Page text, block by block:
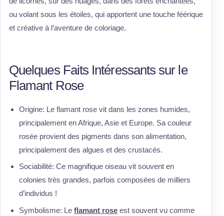
ou volant sous les étoiles, qui apportent une touche féérique
et créative à l’aventure de coloriage.
Quelques Faits Intéressants sur le
Flamant Rose
Origine: Le flamant rose vit dans les zones humides,
principalement en Afrique, Asie et Europe. Sa couleur
rosée provient des pigments dans son alimentation,
principalement des algues et des crustacés.
Sociabilité: Ce magnifique oiseau vit souvent en
colonies très grandes, parfois composées de milliers
d’individus !
Symbolisme: Leflamant rose est souvent vu comme